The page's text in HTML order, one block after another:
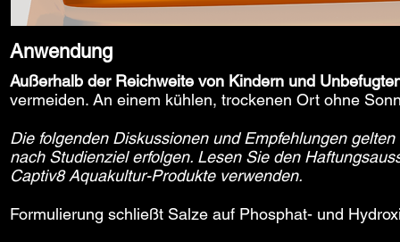
Anwendung
Außerhalb der Reichweite von Kindern und
vermeiden. An einem kühlen, trockenen Ort ohne
Die folgenden Diskussionen und Empfehlungen
nach Studienziel erfolgen. Lesen Sie den
Captiv8 Aquakultur-Produkte verwenden.
Formulierung schließt Salze auf Phosphat- und